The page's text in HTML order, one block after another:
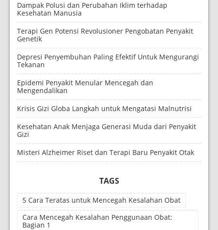
Dampak Polusi dan Perubahan Iklim terhadap
Kesehatan Manusia
Terapi Gen Potensi Revolusioner Pengobatan Penyakit
Genetik
Depresi Penyembuhan Paling Efektif Untuk Mengurangi
Tekanan
Epidemi Penyakit Menular Mencegah dan
Mengendalikan
Krisis Gizi Globa Langkah untuk Mengatasi Malnutrisi
Kesehatan Anak Menjaga Generasi Muda dari Penyakit
Gizi
Misteri Alzheimer Riset dan Terapi Baru Penyakit Otak
TAGS
5 Cara Teratas untuk Mencegah Kesalahan Obat
Cara Mencegah Kesalahan Penggunaan Obat:
Bagian 1